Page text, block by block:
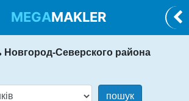
MEGAMAKLER
Северского района
пошук